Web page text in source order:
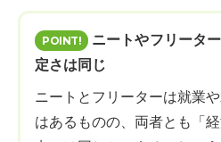
ニートやフリータ
定さは同じ
ニートとフリーターは就業
はあるものの、両者とも「